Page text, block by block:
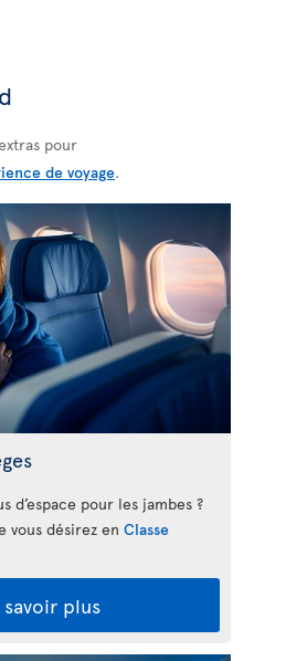
pour
de voyage.
d’espace pour les jambes ?
vous désirez en Classe
savoir plus